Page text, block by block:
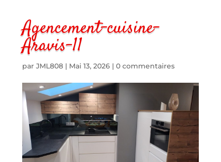
Agencement-cuisine-
Aravis-11
par JML808| Mai 13, 2026| 0 commentaires